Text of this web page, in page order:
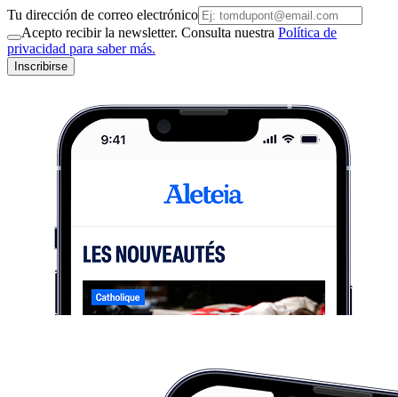
Tu dirección de correo electrónico
Acepto recibir la newsletter. Consulta nuestra Política de
privacidad para saber más.
Inscribirse